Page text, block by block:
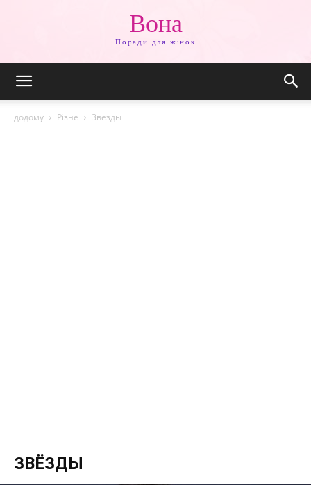
Вона
Поради для жінок
додому Різне Звёзды
ЗВЁЗДЫ